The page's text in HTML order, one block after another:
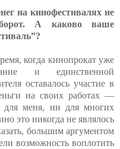
на кинофестивалях не
А каково ваше
когда кинопрокат уже
и единственной
оставалось участие в
на своих работах —
для меня, ни для многих
это никогда не являлось
большим аргументом
возможность воплотить